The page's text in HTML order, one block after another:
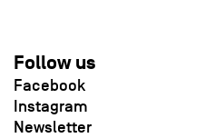
Follow us
Facebook
Instagram
Newsletter